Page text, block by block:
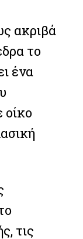
ακριβά
το
ένα
οίκο
τις